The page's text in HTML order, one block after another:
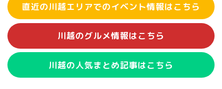
直近の川越エリアでのイベント情報はこちら
川越のグルメ情報はこちら
川越の人気まとめ記事はこちら